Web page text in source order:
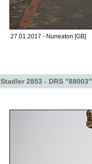
27.01.2017 - Nuneaton [GB]
Stadler 2853 - DRS "88003"